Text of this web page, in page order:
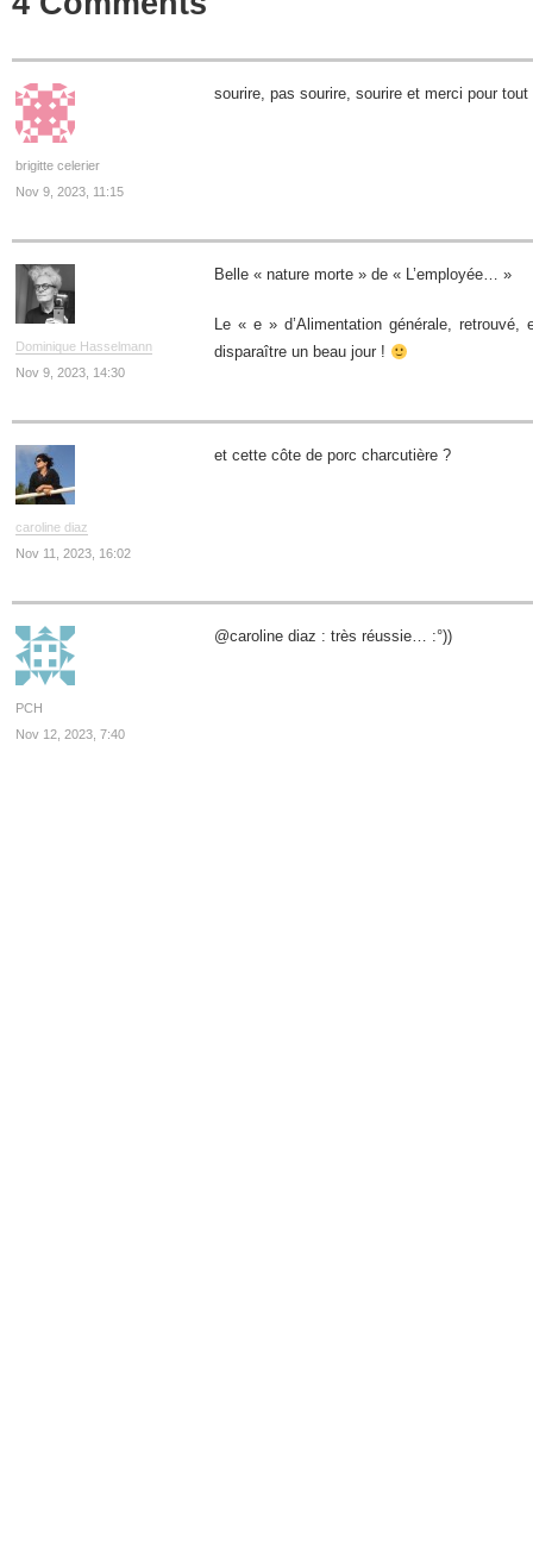
brigitte celerier
Nov 9, 2023, 11:15
sourire, pas sourire, sourire et merci pour tout
Dominique Hasselmann
Nov 9, 2023, 14:30
Belle « nature morte » de « L’employée… »
Le « e » d’Alimentation générale,
disparaître un beau jour !
caroline diaz
Nov 11, 2023, 16:02
et cette côte de porc charcutière ?
PCH
Nov 12, 2023, 7:40
@caroline diaz : très réussie… :°))